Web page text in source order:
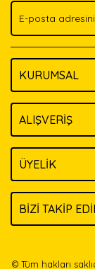
Bu ürüne
KURUMSAL
ALIŞVERİŞ
ÜYELİK
BİZİ TAKİP
© Tüm hakları